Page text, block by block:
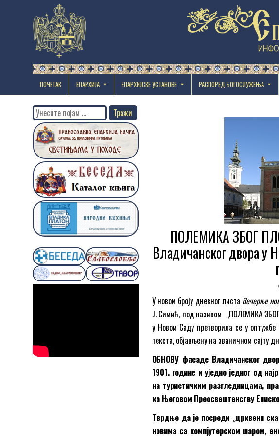
ПОЧЕТАК ЕПАРХИЈА EПАРХИЈСКЕ УСТАНОВЕ РАСПОРЕД БОГОСЛУЖЕЊА
ПОЛЕМИКА ЗБОГ
Владичанског двора у
У новом броју дневног листа Вечерње
Ј. Симић, под називом „ПОЛЕМИКА
у Новом Саду претворила се у оптужбе
текста, објављену на званичном сајту
ОБНОВУ фасаде Владичанског
1901. године и уједно једног од
на туристичким разгледницама,
ка Његовом Преосвештенству
Тврдње да је посреди „црквени
новима са компјутерском шаром,
Search
for: